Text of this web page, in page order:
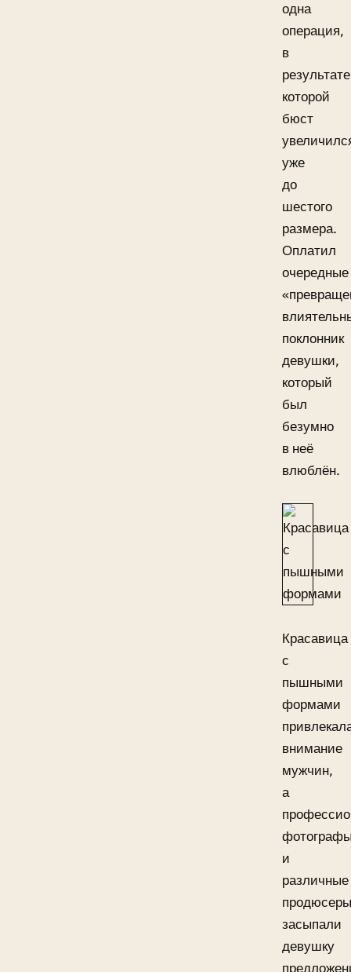
одна
операция,
в
результате
которой
бюст
уже
до
шестого
размера.
Оплатил
очередные
поклонник
девушки,
который
был
безумно
в неё
влюблён.
Красавица
с
пышными
формами
внимание
мужчин,
а
и
различные
продюсеры
засыпали
девушку